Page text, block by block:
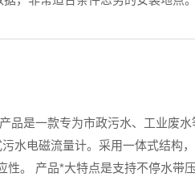
品是一款专为市政污水、工业废水
水电磁流量计。采用一体式结构
性。 产品*大特点是支持不停水带